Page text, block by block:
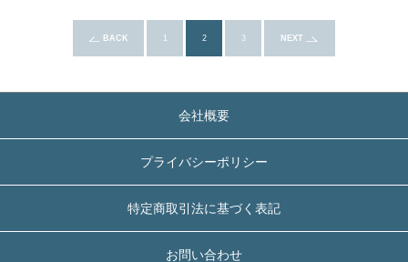
BACK 1 2 3 NEXT
会社概要
プライバシーポリシー
特定商取引法に基づく表記
お問い合わせ